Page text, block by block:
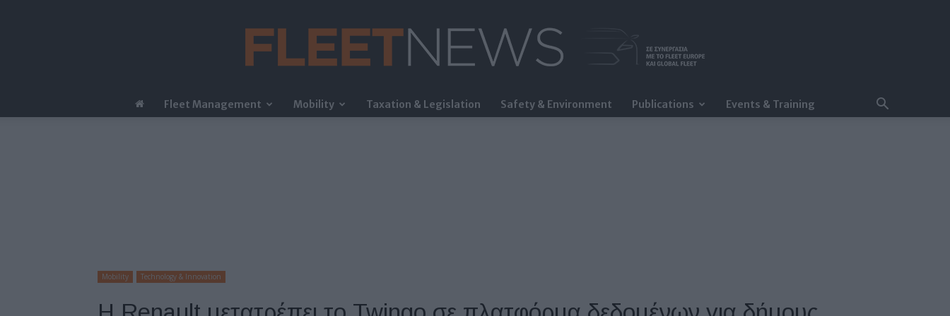
FleetNews
Fleet Management Mobility Taxation & Legislation Safety & Environment Publications Events & Training
Mobility Technology & Innovation